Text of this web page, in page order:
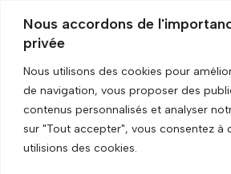
Nous accordons de
privée
Nous utilisons des cookies pour
de navigation, vous proposer des
contenus personnalisés et analyser
sur "Tout accepter", vous consentez à
utilisions des cookies.
Aller
au
contenu
Accueil »Statut»Levé» Page 2
Levé